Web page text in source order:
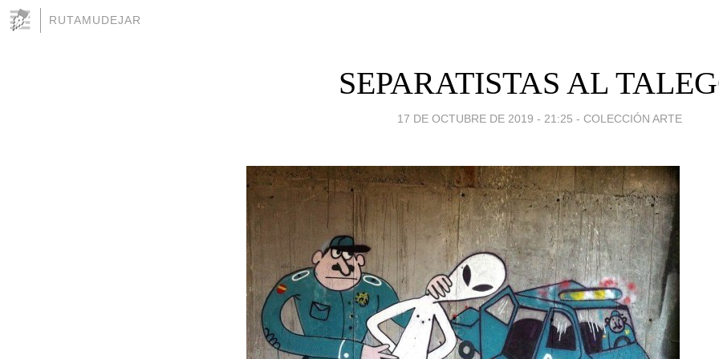
RUTAMUDEJAR
SEPARATISTAS AL
17 DE OCTUBRE DE 2019 - 21:25 - COLECCIÓN ARTE